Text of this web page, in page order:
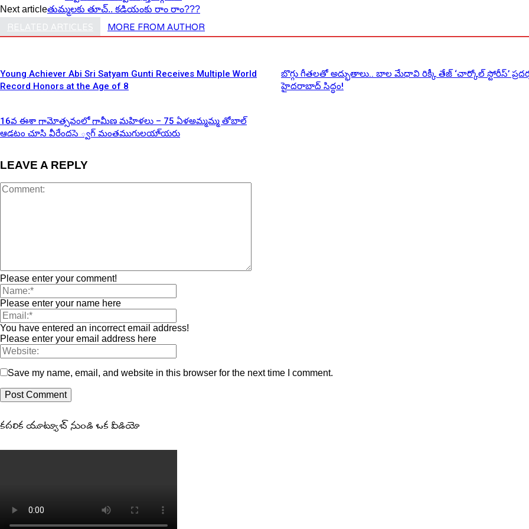
Next articleతుమ్మ‌ల‌కు తూచ్‌.. క‌డియంకు రాం రాం???
RELATED ARTICLES MORE FROM AUTHOR
Young Achiever Abi Sri Satyam Gunti Receives Multiple World
Record Honors at the Age of 8
బొగ్గు గీతలతో అద్భుతాలు.. బాల మేధావి రిక్కీ తేజ్ ‘చార్కోల్ స్టోరీస్’
హైదరాబాద్ సిద్ధం!
16వ ఈశా గామోత్సవంలో గామీణ మహిళలు – 75 ఏళఅమ్మమ్మ తోబాల్
ఆడటం చూసి వీరేందసె ్వగ్ మంతముగులయా్యరు
LEAVE A REPLY
Please enter your comment!
Please enter your name here
You have entered an incorrect email address!
Please enter your email address here
Save my name, email, and website in this browser for the next time I comment.
కదలిక యూట్యూబ్ నుండి ఒక వీడియో